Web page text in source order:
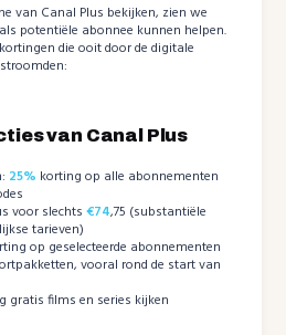
van Canal Plus bekijken, zien we
potentiële abonnee kunnen helpen.
die ooit door de digitale
van Canal Plus
25% korting op alle abonnementen
voor slechts€74,75 (substantiële
tarieven)
op geselecteerde abonnementen
vooral rond de start van
gratis films en series kijken